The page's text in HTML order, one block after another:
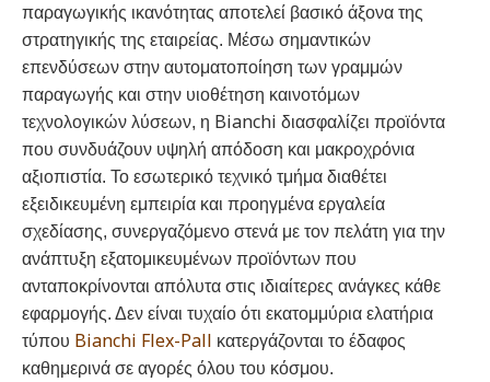
παραγωγικής ικανότητας αποτελεί βασικό άξονα της
στρατηγικής της εταιρείας. Μέσω σημαντικών
επενδύσεων στην αυτοματοποίηση των γραμμών
παραγωγής και στην υιοθέτηση καινοτόμων
τεχνολογικών λύσεων, η Bianchi διασφαλίζει προϊόντα
που συνδυάζουν υψηλή απόδοση και μακροχρόνια
αξιοπιστία. Το εσωτερικό τεχνικό τμήμα διαθέτει
εξειδικευμένη εμπειρία και προηγμένα εργαλεία
σχεδίασης, συνεργαζόμενο στενά με τον πελάτη για την
ανάπτυξη εξατομικευμένων προϊόντων που
ανταποκρίνονται απόλυτα στις ιδιαίτερες ανάγκες κάθε
εφαρμογής. Δεν είναι τυχαίο ότι εκατομμύρια ελατήρια
τύπου Bianchi Flex-Pall κατεργάζονται το έδαφος
καθημερινά σε αγορές όλου του κόσμου.